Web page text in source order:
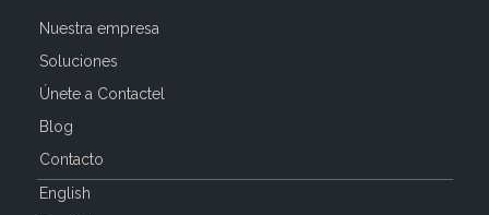
Nuestra empresa
Soluciones
Únete a Contactel
Blog
Contacto
English